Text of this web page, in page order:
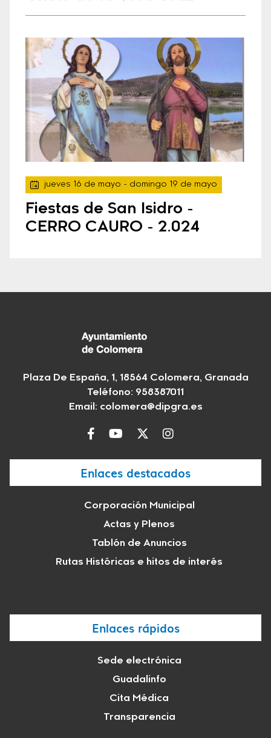
jueves 16 de mayo - domingo 19 de mayo
Fiestas de San Isidro -
CERRO CAURO - 2.024
Plaza De España, 1, 18564 Colomera, Granada
Teléfono: 958387011
Email: colomera@dipgra.es
Enlaces destacados
Corporación Municipal
Actas y Plenos
Tablón de Anuncios
Rutas Históricas e hitos de interés
Enlaces rápidos
Sede electrónica
Guadalinfo
Cita Médica
Transparencia